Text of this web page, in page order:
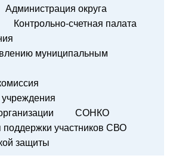
Администрация округа
Контрольно-счетная палата
муниципальным
СОНКО
участников СВО
защиты